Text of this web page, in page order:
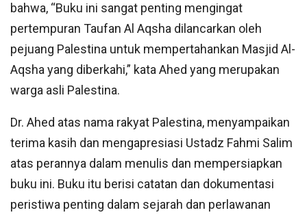
bahwa, “Buku ini sangat penting mengingat
pertempuran Taufan Al Aqsha dilancarkan oleh
pejuang Palestina untuk mempertahankan Masjid Al-
Aqsha yang diberkahi,” kata Ahed yang merupakan
warga asli Palestina.
Dr. Ahed atas nama rakyat Palestina, menyampaikan
terima kasih dan mengapresiasi Ustadz Fahmi Salim
atas perannya dalam menulis dan mempersiapkan
buku ini. Buku itu berisi catatan dan dokumentasi
peristiwa penting dalam sejarah dan perlawanan